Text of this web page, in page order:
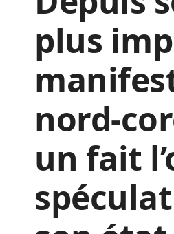
plus
nord-
un fait